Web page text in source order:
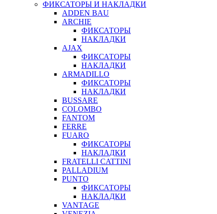
ФИКСАТОРЫ И НАКЛАДКИ
ADDEN BAU
ARCHIE
ФИКСАТОРЫ
НАКЛАДКИ
AJAX
ФИКСАТОРЫ
НАКЛАДКИ
ARMADILLO
ФИКСАТОРЫ
НАКЛАДКИ
BUSSARE
COLOMBO
FANTOM
FERRE
FUARO
ФИКСАТОРЫ
НАКЛАДКИ
FRATELLI CATTINI
PALLADIUM
PUNTO
ФИКСАТОРЫ
НАКЛАДКИ
VANTAGE